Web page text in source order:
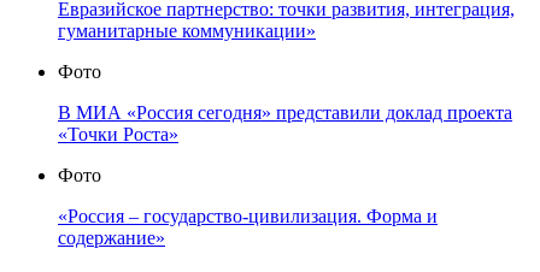
Евразийское партнерство: точки развития, интеграция,
гуманитарные коммуникации»
Фото
В МИА «Россия сегодня» представили доклад проекта
«Точки Роста»
Фото
«Россия – государство-цивилизация. Форма и
содержание»